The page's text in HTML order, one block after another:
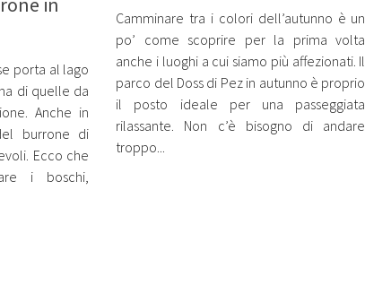
porta al lago
di quelle da
Anche in
burrone di
Ecco che
i boschi,
Camminare tra i colori dell’autunno è un
po’ come scoprire per la prima volta
anche i luoghi a cui siamo più affezionati. Il
parco del Doss di Pez in autunno è proprio
il posto ideale per una passeggiata
rilassante. Non c’è bisogno di andare
troppo...